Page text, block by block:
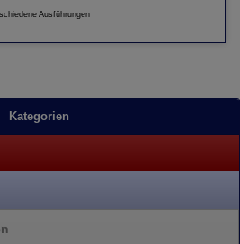
Kategorien
Ausführungen